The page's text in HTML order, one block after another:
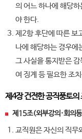
의 어느 하나에 해당
야 한다.
제2항 후단에 따른 보
나에 해당하는 경우에
그 사실을 통지받은
여 징계 등 필요한 조
제4장 건전한 공직풍토의
제15조(외부강의·회의
교직원은 자신의 직무